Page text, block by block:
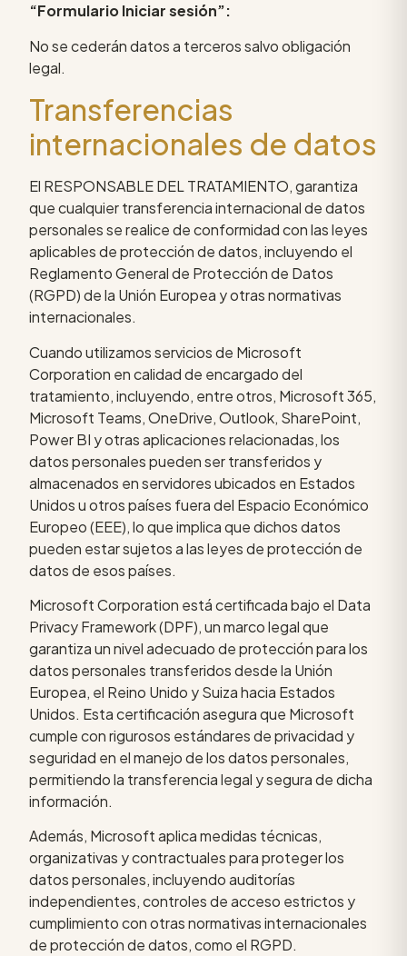
“Formulario Iniciar sesión”:
No se cederán datos a terceros salvo obligación
legal.
Transferencias
internacionales de datos
El RESPONSABLE DEL TRATAMIENTO, garantiza
que cualquier transferencia internacional de datos
personales se realice de conformidad con las leyes
aplicables de protección de datos, incluyendo el
Reglamento General de Protección de Datos
(RGPD) de la Unión Europea y otras normativas
internacionales.
Cuando utilizamos servicios de Microsoft
Corporation en calidad de encargado del
tratamiento, incluyendo, entre otros, Microsoft 365,
Microsoft Teams, OneDrive, Outlook, SharePoint,
Power BI y otras aplicaciones relacionadas, los
datos personales pueden ser transferidos y
almacenados en servidores ubicados en Estados
Unidos u otros países fuera del Espacio Económico
Europeo (EEE), lo que implica que dichos datos
pueden estar sujetos a las leyes de protección de
datos de esos países.
Microsoft Corporation está certificada bajo el Data
Privacy Framework (DPF), un marco legal que
garantiza un nivel adecuado de protección para los
datos personales transferidos desde la Unión
Europea, el Reino Unido y Suiza hacia Estados
Unidos. Esta certificación asegura que Microsoft
cumple con rigurosos estándares de privacidad y
seguridad en el manejo de los datos personales,
permitiendo la transferencia legal y segura de dicha
información.
Además, Microsoft aplica medidas técnicas,
organizativas y contractuales para proteger los
datos personales, incluyendo auditorías
independientes, controles de acceso estrictos y
cumplimiento con otras normativas internacionales
de protección de datos, como el RGPD.